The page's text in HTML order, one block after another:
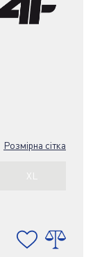
Розмірна сітка
XL